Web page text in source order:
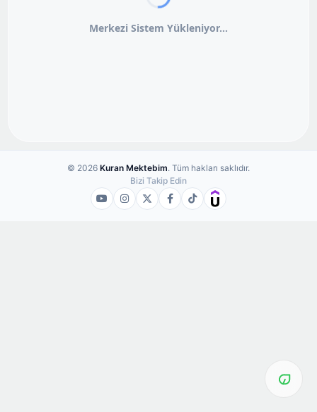
Merkezi Sistem Yükleniyor...
© 2026 Kuran Mektebim. Tüm hakları saklıdır.
Bizi Takip Edin